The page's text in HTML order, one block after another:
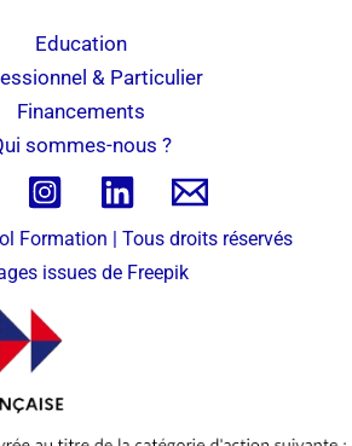
Education
& Particulier
Financements
sommes-nous ?
Formation | Tous droits réservés
issues de Freepik